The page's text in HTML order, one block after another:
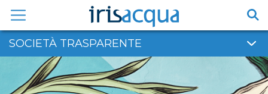
contenuto
SOCIETÀ TRASPARENTE